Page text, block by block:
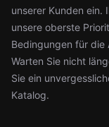
unserer Kunden ein.
unsere oberste
Bedingungen für die
Warten Sie nicht
Sie ein
Katalog.